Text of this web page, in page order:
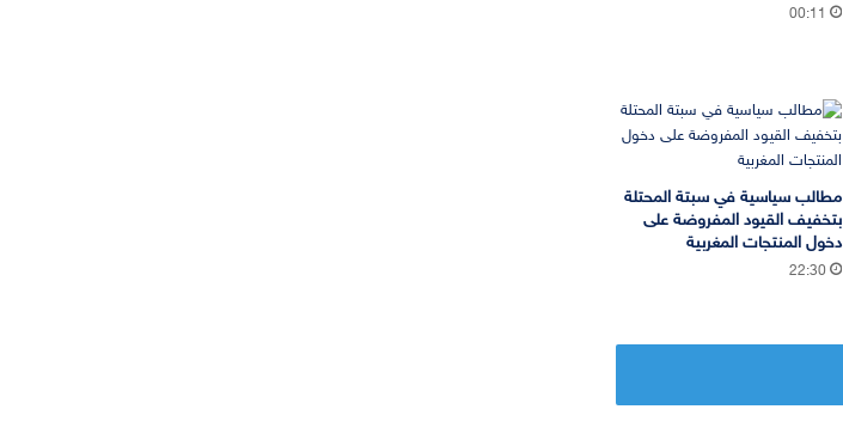
00:11
مطالب سياسية في سبتة المحتلة
بتخفيف القيود المفروضة على
دخول المنتجات المغربية
22:30